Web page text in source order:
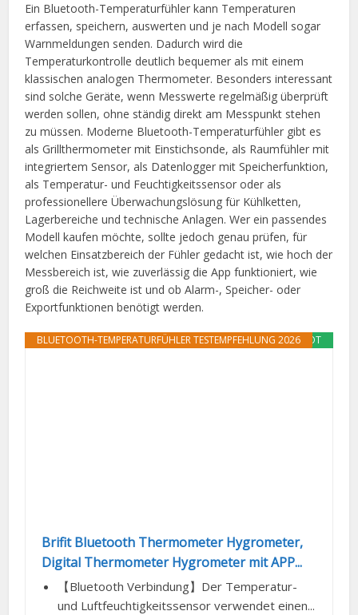
Ein Bluetooth-Temperaturfühler kann Temperaturen
erfassen, speichern, auswerten und je nach Modell sogar
Warnmeldungen senden. Dadurch wird die
Temperaturkontrolle deutlich bequemer als mit einem
klassischen analogen Thermometer. Besonders interessant
sind solche Geräte, wenn Messwerte regelmäßig überprüft
werden sollen, ohne ständig direkt am Messpunkt stehen
zu müssen. Moderne Bluetooth-Temperaturfühler gibt es
als Grillthermometer mit Einstichsonde, als Raumfühler mit
integriertem Sensor, als Datenlogger mit Speicherfunktion,
als Temperatur- und Feuchtigkeitssensor oder als
professionellere Überwachungslösung für Kühlketten,
Lagerbereiche und technische Anlagen. Wer ein passendes
Modell kaufen möchte, sollte jedoch genau prüfen, für
welchen Einsatzbereich der Fühler gedacht ist, wie hoch der
Messbereich ist, wie zuverlässig die App funktioniert, wie
groß die Reichweite ist und ob Alarm-, Speicher- oder
Exportfunktionen benötigt werden.
ANGEBOT
BLUETOOTH-TEMPERATURFÜHLER TESTEMPFEHLUNG 2026
Brifit Bluetooth Thermometer Hygrometer,
Digital Thermometer Hygrometer mit APP...
【Bluetooth Verbindung】Der Temperatur-
und Luftfeuchtigkeitssensor verwendet einen...